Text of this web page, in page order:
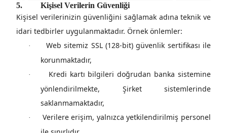
5.
Kişisel Verilerin Güvenliği
Kişisel verilerinizin güvenliğini sağlamak adınateknik ve
idari tedbirler uygulanmaktadır. Örnek önlemler:
·
Web sitemiz SSL (128-bit) güvenlik sertifikası ile
korunmaktadır,
·
Kredi kartı bilgileri doğrudan banka sistemine
yönlendirilmekte, Şirket sistemlerinde
saklanmamaktadır,
·
Verilere erişim, yalnızca yetkilendirilmiş personel